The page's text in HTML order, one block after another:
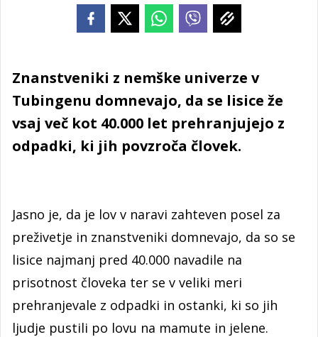
Znanstveniki z nemške univerze v
Tubingenu domnevajo, da se lisice že
vsaj več kot 40.000 let prehranjujejo z
odpadki, ki jih povzroča človek.
Jasno je, da je lov v naravi zahteven posel za
preživetje in znanstveniki domnevajo, da so se
lisice najmanj pred 40.000 navadile na
prisotnost človeka ter se v veliki meri
prehranjevale z odpadki in ostanki, ki so jih
ljudje pustili po lovu na mamute in jelene.